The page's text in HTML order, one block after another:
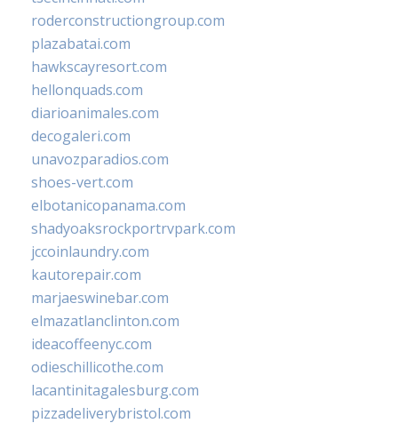
roderconstructiongroup.com
plazabatai.com
hawkscayresort.com
hellonquads.com
diarioanimales.com
decogaleri.com
unavozparadios.com
shoes-vert.com
elbotanicopanama.com
shadyoaksrockportrvpark.com
jccoinlaundry.com
kautorepair.com
marjaeswinebar.com
elmazatlanclinton.com
ideacoffeenyc.com
odieschillicothe.com
lacantinitagalesburg.com
pizzadeliverybristol.com